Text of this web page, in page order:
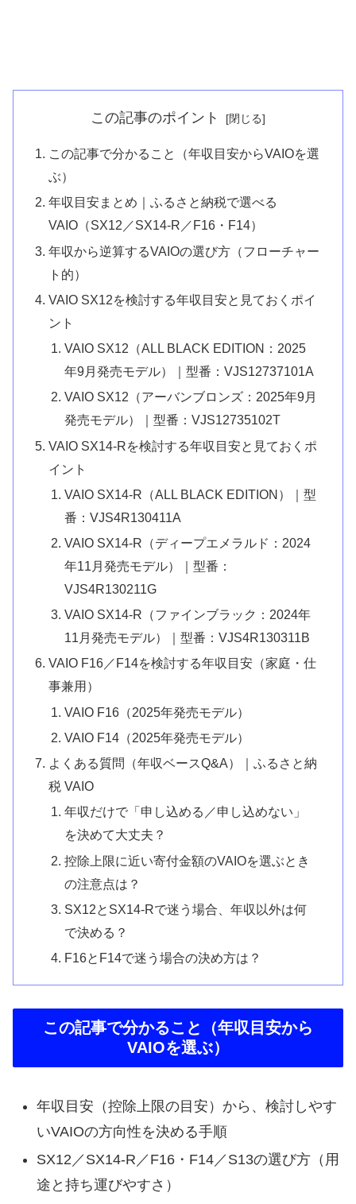
この記事のポイント
この記事で分かること（年収目安からVAIOを選
ぶ）
年収目安まとめ｜ふるさと納税で選べる
VAIO（SX12／SX14-R／F16・F14）
年収から逆算するVAIOの選び方（フローチャー
ト的）
VAIO SX12を検討する年収目安と見ておくポイ
ント
VAIO SX12（ALL BLACK EDITION：2025
年9月発売モデル）｜型番：VJS12737101A
VAIO SX12（アーバンブロンズ：2025年9月
発売モデル）｜型番：VJS12735102T
VAIO SX14-Rを検討する年収目安と見ておくポ
イント
VAIO SX14-R（ALL BLACK EDITION）｜型
番：VJS4R130411A
VAIO SX14-R（ディープエメラルド：2024
年11月発売モデル）｜型番：
VJS4R130211G
VAIO SX14-R（ファインブラック：2024年
11月発売モデル）｜型番：VJS4R130311B
VAIO F16／F14を検討する年収目安（家庭・仕
事兼用）
VAIO F16（2025年発売モデル）
VAIO F14（2025年発売モデル）
よくある質問（年収ベースQ&A）｜ふるさと納
税 VAIO
年収だけで「申し込める／申し込めない」
を決めて大丈夫？
控除上限に近い寄付金額のVAIOを選ぶとき
の注意点は？
SX12とSX14-Rで迷う場合、年収以外は何
で決める？
F16とF14で迷う場合の決め方は？
この記事で分かること（年収目安から
VAIOを選ぶ）
年収目安（控除上限の目安）から、検討しやす
いVAIOの方向性を決める手順
SX12／SX14-R／F16・F14／S13の選び方（用
途と持ち運びやすさ）